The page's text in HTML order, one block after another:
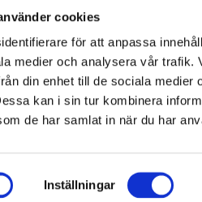
cookies
för att anpassa
medier och analysera vår trafik.
din enhet till de sociala
kan i sin tur kombinera
de har samlat in när du har
Inställningar
Mölndal
Vardagar 07.30–16.30 |